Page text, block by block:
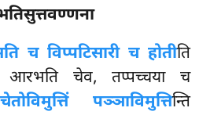
च विप्पटिसारी च होतीति
आरभति चेव, तप्पच्चया च
चेतोविमुत्तिं पञ्ञाविमुत्तिन्ति